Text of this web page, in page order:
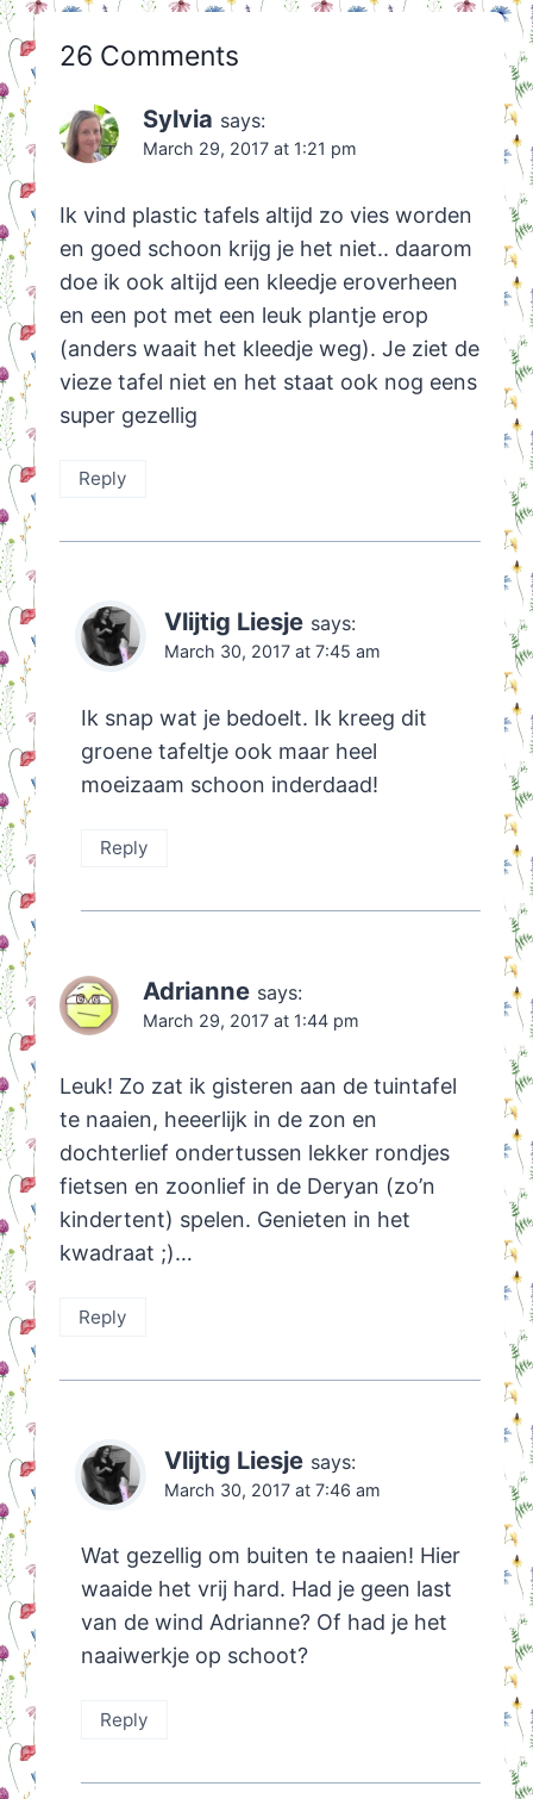
26 Comments
Sylvia says:
March 29, 2017 at 1:21 pm
Ik vind plastic tafels altijd zo vies worden
en goed schoon krijg je het niet.. daarom
doe ik ook altijd een kleedje eroverheen
en een pot met een leuk plantje erop
(anders waait het kleedje weg). Je ziet de
vieze tafel niet en het staat ook nog eens
super gezellig
Reply
Vlijtig Liesje says:
March 30, 2017 at 7:45 am
Ik snap wat je bedoelt. Ik kreeg dit
groene tafeltje ook maar heel
moeizaam schoon inderdaad!
Reply
Adrianne says:
March 29, 2017 at 1:44 pm
Leuk! Zo zat ik gisteren aan de tuintafel
te naaien, heeerlijk in de zon en
dochterlief ondertussen lekker rondjes
fietsen en zoonlief in de Deryan (zo’n
kindertent) spelen. Genieten in het
kwadraat ;)…
Reply
Vlijtig Liesje says:
March 30, 2017 at 7:46 am
Wat gezellig om buiten te naaien! Hier
waaide het vrij hard. Had je geen last
van de wind Adrianne? Of had je het
naaiwerkje op schoot?
Reply